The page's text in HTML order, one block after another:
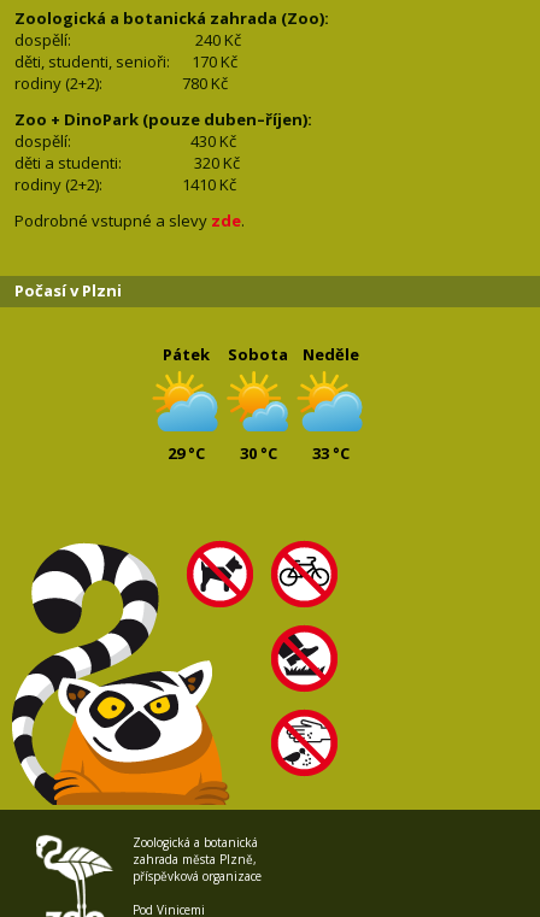
Zoologická a botanická zahrada (Zoo):
dospělí:
240 Kč
děti, studenti, senioři: 170 Kč
rodiny (2+2): 780 Kč
Zoo + DinoPark (pouze duben–říjen):
dospělí: 430 Kč
děti a studenti: 320 Kč
rodiny (2+2): 1410 Kč
Podrobné vstupné a slevy zde.
Počasí v Plzni
Pátek
29 °C
Sobota
30 °C
Neděle
33 °C
Zoologická a botanická
zahrada města Plzně,
příspěvková organizace
Pod Vinicemi